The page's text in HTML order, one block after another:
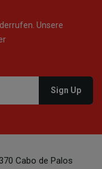
Unsere
Cabo de Palos